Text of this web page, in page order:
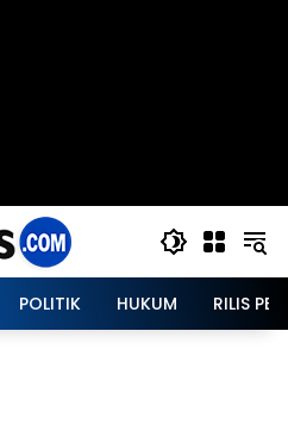
POLITIK HUKUM RILIS